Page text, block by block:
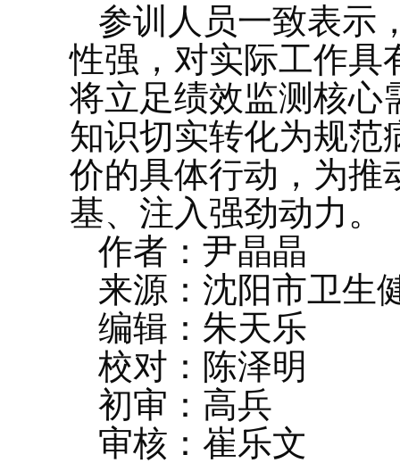
参训人员一致表示
性强，对实际工作具
将立足绩效监测核心
知识切实转化为规范
价的具体行动，为推
基、注入强劲动力。
作者：尹晶晶
来源：沈阳市卫生
编辑：朱天乐
校对：陈泽明
初审：高兵
审核：崔乐文